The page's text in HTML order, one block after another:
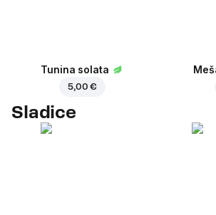
Tunina solata
5,00 €
Sladice